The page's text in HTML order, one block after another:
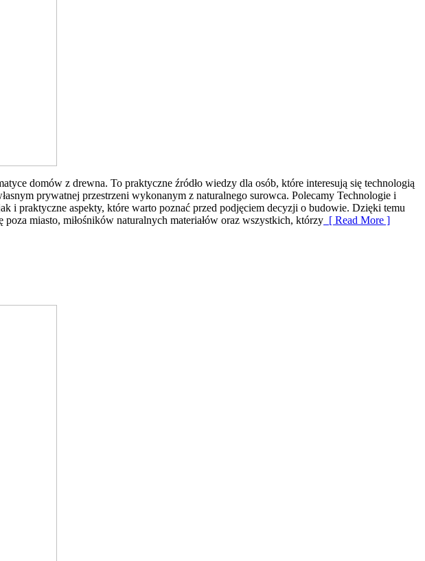
domów z drewna. To praktyczne źródło wiedzy dla osób, które interesują się technologią
prywatnej przestrzeni wykonanym z naturalnego surowca. Polecamy Technologie i
i praktyczne aspekty, które warto poznać przed podjęciem decyzji o budowie. Dzięki temu
miasto, miłośników naturalnych materiałów oraz wszystkich, którzy [ Read More ]